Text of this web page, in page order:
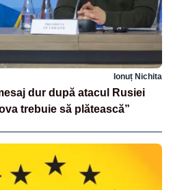
Ionuț Nichita
dur după atacul Rusiei
trebuie să plătească”